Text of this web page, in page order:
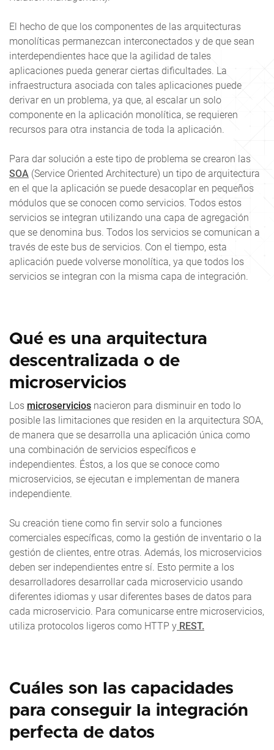
El hecho de que los componentes de las arquitecturas
monolíticas permanezcan interconectados y de que sean
interdependientes hace que la agilidad de tales
aplicaciones pueda generar ciertas dificultades. La
infraestructura asociada con tales aplicaciones puede
derivar en un problema, ya que, al escalar un solo
componente en la aplicación monolítica, se requieren
recursos para otra instancia de toda la aplicación.
Para dar solución a este tipo de problema se crearon las
SOA (Service Oriented Architecture) un tipo de arquitectura
en el que la aplicación se puede desacoplar en pequeños
módulos que se conocen como servicios. Todos estos
servicios se integran utilizando una capa de agregación
que se denomina bus. Todos los servicios se comunican a
través de este bus de servicios. Con el tiempo, esta
aplicación puede volverse monolítica, ya que todos los
servicios se integran con la misma capa de integración.
Qué es una arquitectura
descentralizada o de
microservicios
Los microservicios nacieron para disminuir en todo lo
posible las limitaciones que residen en la arquitectura SOA,
de manera que se desarrolla una aplicación única como
una combinación de servicios específicos e
independientes. Éstos, a los que se conoce como
microservicios, se ejecutan e implementan de manera
independiente.
Su creación tiene como fin servir solo a funciones
comerciales específicas, como la gestión de inventario o la
gestión de clientes, entre otras. Además, los microservicios
deben ser independientes entre sí. Esto permite a los
desarrolladores desarrollar cada microservicio usando
diferentes idiomas y usar diferentes bases de datos para
cada microservicio. Para comunicarse entre microservicios,
utiliza protocolos ligeros como HTTP y REST.
Cuáles son las capacidades
para conseguir la integración
perfecta de datos